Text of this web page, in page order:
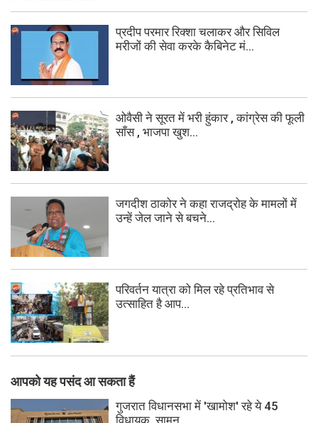
प्रदीप परमार रिक्शा चलाकर और सिविल
मरीजों की सेवा करके कैबिनेट मं...
ओवैसी ने सूरत में भरी हुंकार , कांग्रेस की फूली
साँस , भाजपा खुश...
जगदीश ठाकोर ने कहा राजद्रोह के मामलों में
उन्हें जेल जाने से बचने...
परिवर्तन यात्रा को मिल रहे प्रतिभाव से
उत्साहित है आप...
आपको यह पसंद आ सकता हैं
गुजरात विधानसभा में 'खामोश' रहे ये 45